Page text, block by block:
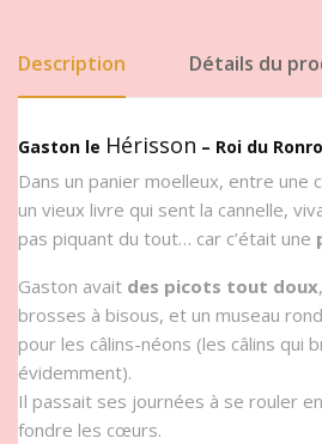
Description Détails du
Gaston le Hérisson – Roi du
Dans un panier moelleux, entre une
un vieux livre qui sent la cannelle,
pas piquant du tout… car c’était une
Gaston avait des picots tout doux
brosses à bisous, et un museau
pour les câlins-néons (les câlins qui
évidemment).
Il passait ses journées à se rouler
fondre les cœurs.